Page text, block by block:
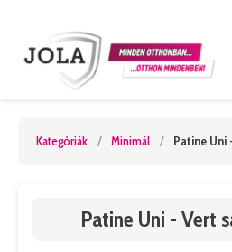
Kategóriák / Minimál / Patine Uni
Patine Uni - Vert